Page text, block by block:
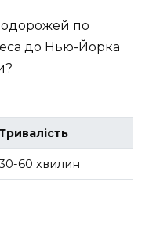
по
до Нью-Йорка
Тривалість
60 хвилин